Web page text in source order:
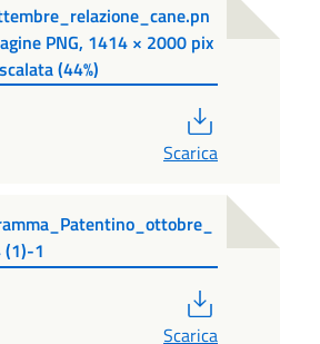
PNG, 1414 × 2000 pix
(44%)
Scarica
(1)-1
Scarica